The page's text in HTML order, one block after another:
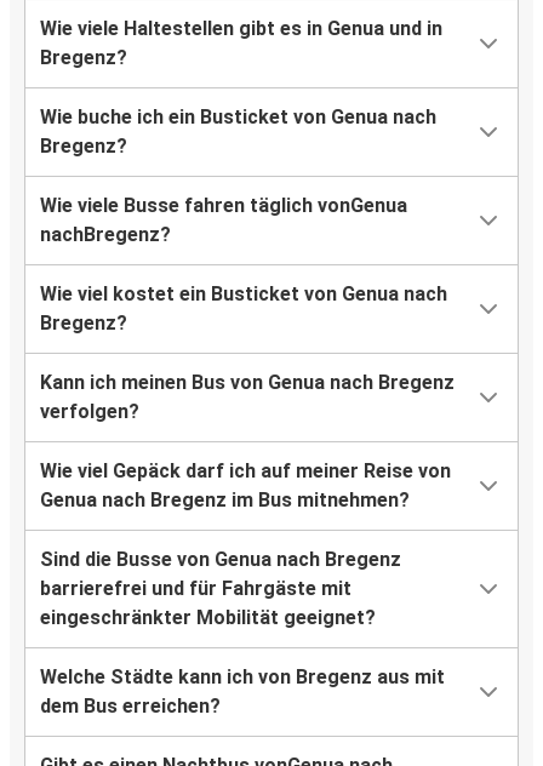
Wie viele Haltestellen gibt es in Genua und in
Bregenz?
Wie buche ich ein Busticket von Genua nach
Bregenz?
Wie viele Busse fahren täglich vonGenua
nachBregenz?
Wie viel kostet ein Busticket von Genua nach
Bregenz?
Kann ich meinen Bus von Genua nach Bregenz
verfolgen?
Wie viel Gepäck darf ich auf meiner Reise von
Genua nach Bregenz im Bus mitnehmen?
Sind die Busse von Genua nach Bregenz
barrierefrei und für Fahrgäste mit
eingeschränkter Mobilität geeignet?
Welche Städte kann ich von Bregenz aus mit
dem Bus erreichen?